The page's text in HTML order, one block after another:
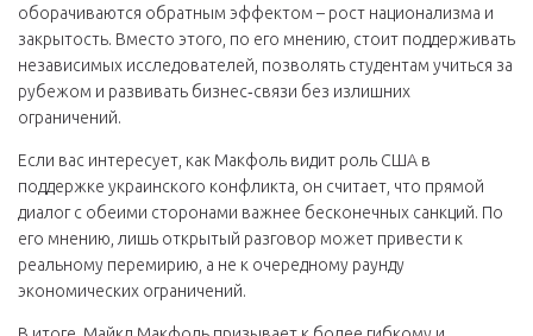
оборачиваются обратным эффектом – рост национализма и
закрытость. Вместо этого, по его мнению, стоит поддерживать
независимых исследователей, позволять студентам учиться за
рубежом и развивать бизнес‑связи без излишних
ограничений.
Если вас интересует, как Макфоль видит роль США в
поддержке украинского конфликта, он считает, что прямой
диалог с обеими сторонами важнее бесконечных санкций. По
его мнению, лишь открытый разговор может привести к
реальному перемирию, а не к очередному раунду
экономических ограничений.